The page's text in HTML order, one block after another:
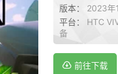
版本： 2023年
平台： HTC
备
前往下载